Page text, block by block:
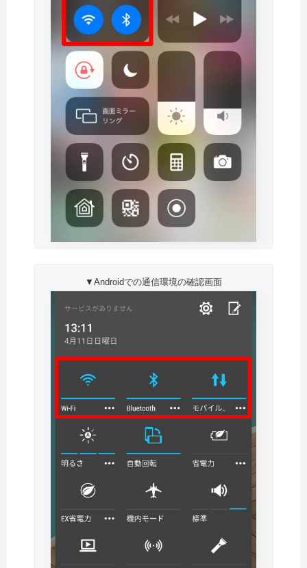
▼Androidでの通信環境の確認画面